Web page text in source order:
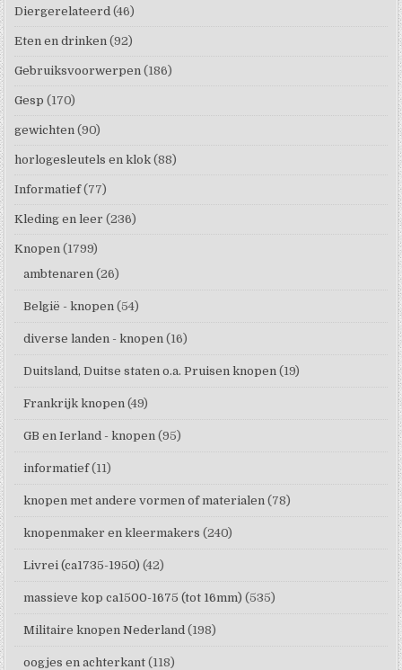
Diergerelateerd (46)
Eten en drinken (92)
Gebruiksvoorwerpen (186)
Gesp (170)
gewichten (90)
horlogesleutels en klok (88)
Informatief (77)
Kleding en leer (236)
Knopen (1799)
ambtenaren (26)
België - knopen (54)
diverse landen - knopen (16)
Duitsland, Duitse staten o.a. Pruisen knopen (19)
Frankrijk knopen (49)
GB en Ierland - knopen (95)
informatief (11)
knopen met andere vormen of materialen (78)
knopenmaker en kleermakers (240)
Livrei (ca1735-1950) (42)
massieve kop ca1500-1675 (tot 16mm) (535)
Militaire knopen Nederland (198)
oogjes en achterkant (118)